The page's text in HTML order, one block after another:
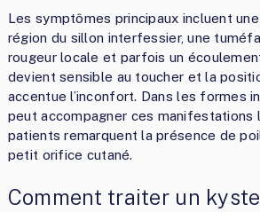
Les symptômes principaux incluent
région du sillon interfessier, une
rougeur locale et parfois un
devient sensible au toucher et la
accentue l’inconfort. Dans les formes
peut accompagner ces manifestations
patients remarquent la présence de
petit orifice cutané.
Comment traiter un